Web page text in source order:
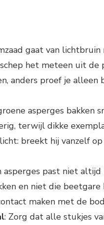
gaat van
het meteen uit
anders proef je
asperges bakken
terwijl dikke
breekt hij vanzelf
asperges past niet altijd
en niet die
maken met de
: Zorg dat alle stukjes